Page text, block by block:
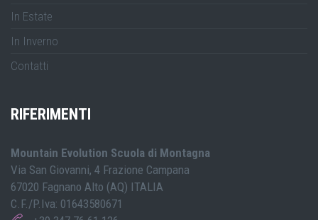
In Estate
In Inverno
Contatti
RIFERIMENTI
Mountain Evolution Scuola di Montagna
Via San Giovanni, 4 Frazione Campana
67020 Fagnano Alto (AQ) ITALIA
C.F./P.Iva: 01643580671